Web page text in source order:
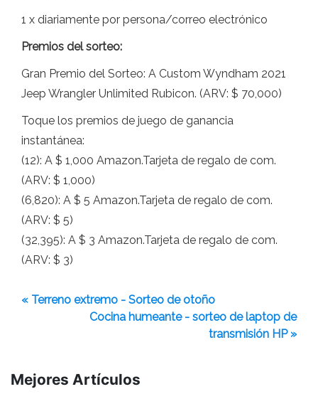
1 x diariamente por persona/correo electrónico
Premios del sorteo:
Gran Premio del Sorteo: A Custom Wyndham 2021
Jeep Wrangler Unlimited Rubicon. (ARV: $ 70,000)
Toque los premios de juego de ganancia
instantánea:
(12): A $ 1,000 Amazon.Tarjeta de regalo de com.
(ARV: $ 1,000)
(6,820): A $ 5 Amazon.Tarjeta de regalo de com.
(ARV: $ 5)
(32,395): A $ 3 Amazon.Tarjeta de regalo de com.
(ARV: $ 3)
« Terreno extremo - Sorteo de otoño
Cocina humeante - sorteo de laptop de
transmisión HP »
Mejores Artículos